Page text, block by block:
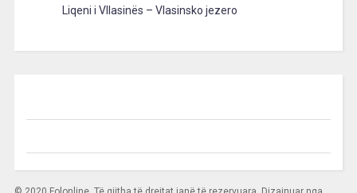
Liqeni i Vllasinës – Vlasinsko jezero